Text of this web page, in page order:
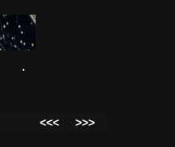
.
<<< >>>